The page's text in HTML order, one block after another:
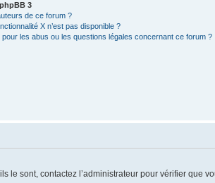
3
de ce forum ?
X n’est pas disponible ?
les abus ou les questions légales concernant ce forum ?
sont, contactez l’administrateur pour vérifier que